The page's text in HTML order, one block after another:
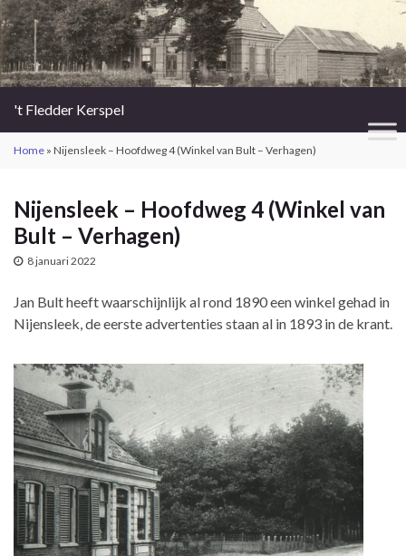
't Fledder Kerspel
Home » Nijensleek – Hoofdweg 4 (Winkel van Bult – Verhagen)
Nijensleek – Hoofdweg 4 (Winkel van
Bult – Verhagen)
8 januari 2022
Jan Bult heeft waarschijnlijk al rond 1890 een winkel gehad in
Nijensleek, de eerste advertenties staan al in 1893 in de krant.